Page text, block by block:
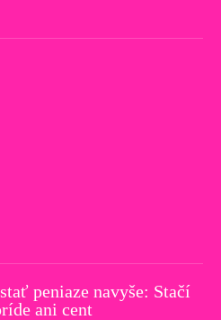
peniaze navyše: Stačí
ani cent